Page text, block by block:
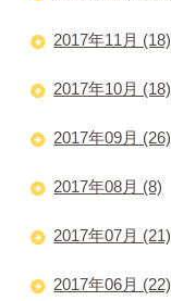
2017年11月 (18)
2017年10月 (18)
2017年09月 (26)
2017年08月 (8)
2017年07月 (21)
2017年06月 (22)